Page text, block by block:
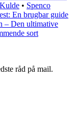
• Spenco
En brugbar guide
– Den ultimative
sort
råd på mail.